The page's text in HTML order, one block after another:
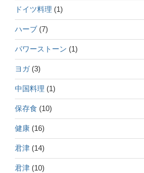
ドイツ料理 (1)
ハーブ (7)
パワーストーン (1)
ヨガ (3)
中国料理 (1)
保存食 (10)
健康 (16)
君津 (14)
君津 (10)